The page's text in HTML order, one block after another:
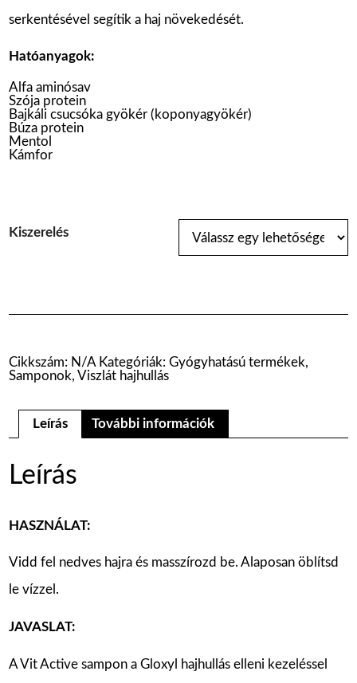
serkentésével segítik a haj növekedését.
Hatóanyagok:
Alfa aminósav
Szója protein
Bajkáli csucsóka gyökér (koponyagyökér)
Búza protein
Mentol
Kámfor
Kiszerelés
Cikkszám: N/A Kategóriák: Gyógyhatású termékek,
Samponok, Viszlát hajhullás
Leírás További információk
Leírás
HASZNÁLAT:
Vidd fel nedves hajra és masszírozd be. Alaposan öblítsd
le vízzel.
JAVASLAT:
A Vit Active sampon a Gloxyl hajhullás elleni kezeléssel